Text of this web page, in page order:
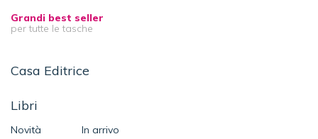
Grandi best seller
per tutte le tasche
Casa Editrice
Libri
Novità
In arrivo